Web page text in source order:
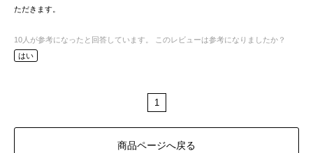
ただきます。
10 人が参考になったと回答しています。
このレビューは参考になりましたか？
はい
1
商品ページへ戻る